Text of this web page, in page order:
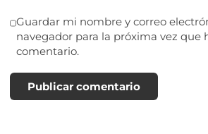
Guardar mi nombre y correo
navegador para la próxima vez que
comentario.
Publicar comentario